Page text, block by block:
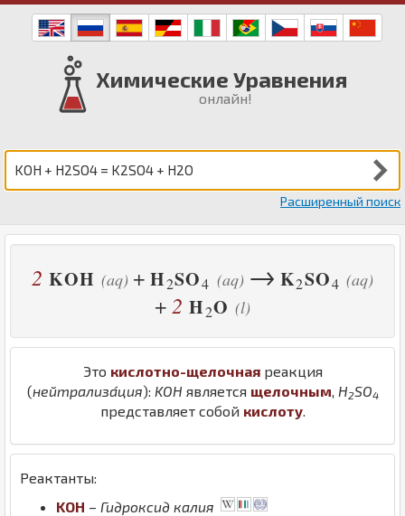
Химические Уравнения
онлайн!
Расширенный поиск
2 KOH (aq) + H2SO4 (aq) → K2SO4 (aq)
+ 2 H2O (l)
Это кислотно-щелочнаяреакция
(нейтрализа́ция): KOH является щелочным H2SO4
представляет собой кислоту.
Реактанты:
KOH – Гидроксид калия